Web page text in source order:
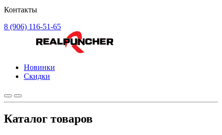
Контакты
8 (906) 116-51-65
Новинки
Скидки
Каталог товаров